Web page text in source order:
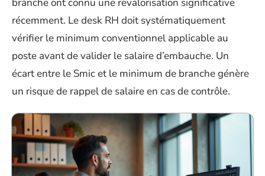
récemment. Le desk RH doit systématiquement
vérifier le minimum conventionnel applicable au
poste avant de valider le salaire d’embauche. Un
écart entre le Smic et le minimum de branche génère
un risque de rappel de salaire en cas de contrôle.